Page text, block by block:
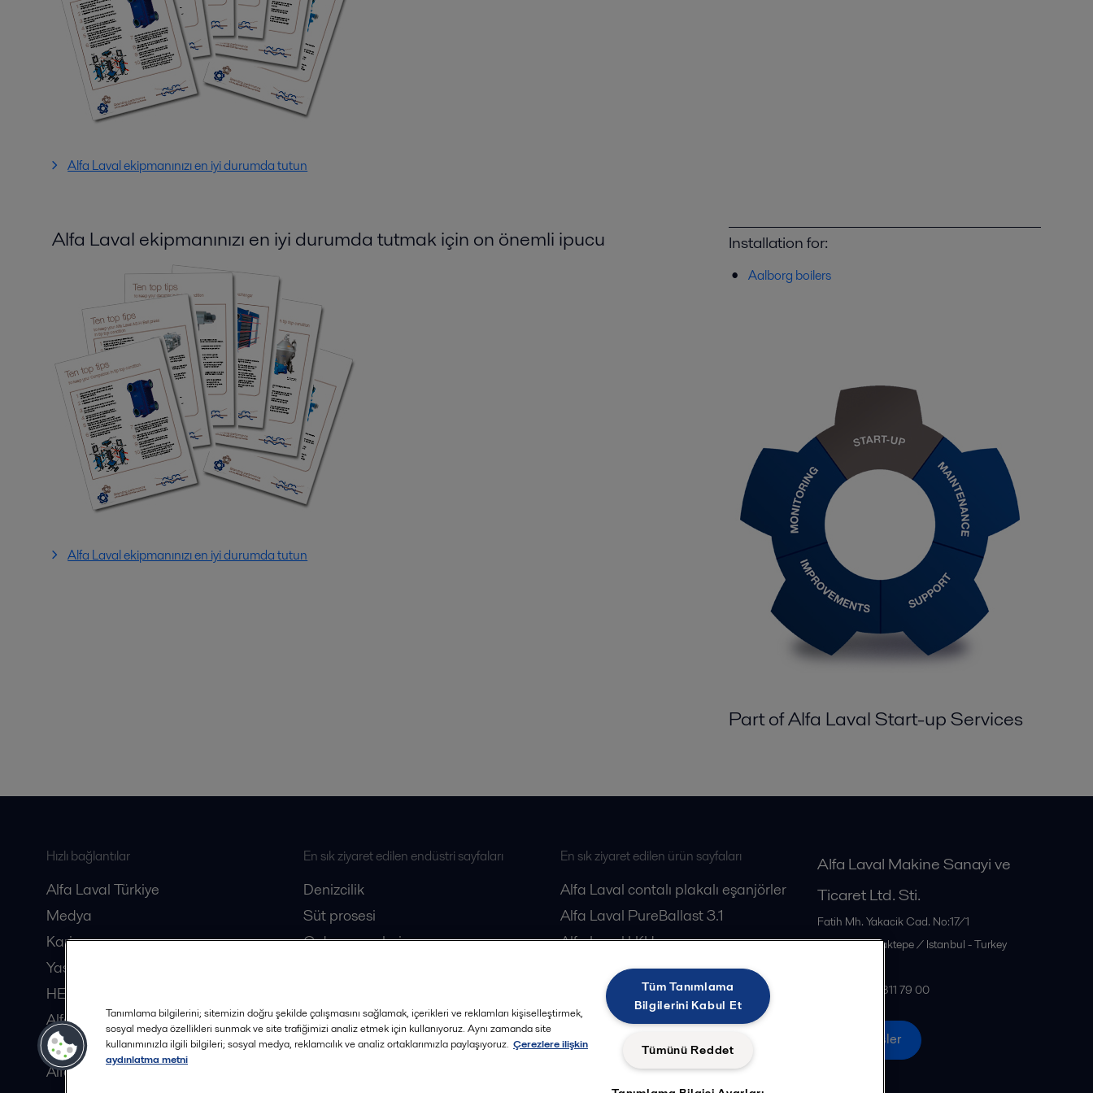
Alfa Laval ekipmanınızı en iyi durumda tutun
Alfa Laval ekipmanınızı en iyi durumda tutmak için on önemli ipucu
Alfa Laval ekipmanınızı en iyi durumda tutun
Installation for:
Aalborg boilers
Part of Alfa Laval Start-up Services
Hızlı bağlantılar
Alfa Laval Türkiye
Medya
Kariyer
Yasal
HERE Dergisi
Alfa Laval Distribütörleri
Güvenlik Veri Sayfaları
Alfa Laval İş Ortağı Olun
En sık ziyaret edilen endüstri sayfaları
Denizcilik
Süt prosesi
Gıda prosesleri
En sık ziyaret edilen ürün sayfaları
Alfa Laval contalı plakalı eşanjörler
Alfa Laval PureBallast 3.1
Alfa Laval LKH pompa
Alfa Laval dekantörler
Alfa Laval separatörler
Alfa Laval Makine Sanayi ve
Ticaret Ltd. Sti.
Fatih Mh. Yakacik Cad. No:17/1
34885Sancaktepe / Istanbul - Turkey
Tel: +90 216 311 79 00
Tüm ofisler
Tanımlama bilgilerini; sitemizin doğru şekilde çalışmasını sağlamak, içerikleri ve reklamları kişiselleştirmek,
sosyal medya özellikleri sunmak ve site trafiğimizi analiz etmek için kullanıyoruz. Aynı zamanda site
kullanımınızla ilgili bilgileri; sosyal medya, reklamcılık ve analiz ortaklarımızla paylaşıyoruz. Çerezlere ilişkin
aydınlatma metni
Tüm Tanımlama
Bilgilerini Kabul Et
Tümünü Reddet